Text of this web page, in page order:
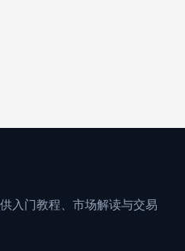
入门教程、市场解读与交易